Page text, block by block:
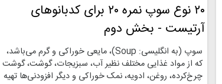
۲۰ نوع سوپ نمره ۲۰ برای کدبانوهای
آرتیست - بخش دوم
سوپ (به انگلیسی: Soup)، مایعی خوراکی و گرم می‌باشد،
که از مواد غذایی مختلف نظیر آب، سبزیجات، گوشت، گوشت
چرخ‌کرده، روغن، ادویه، نمک خوراکی و دیگر افزودنی‌ها تهیه